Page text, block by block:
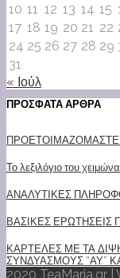
10 11 12 13 14 15
17 18 19 20 21 22
24 25 26 27 28 29
31
« Ιούλ
ΠΡΟΣΦΑΤΑ ΑΡΘΡΑ
ΠΡΟΕΤΟΙΜΑΖΟΜΑΣΤΕ
Το λεξιλόγιο του χειμώνα
ΑΝΑΛΥΤΙΚΕΣ
ΒΑΣΙΚΕΣ ΕΡΩΤΗΣΕΙΣ
ΚΑΡΤΕΛΕΣ ΜΕ ΤΑ
ΣΥΝΔΥΑΣΜΟΥΣ “ΑΥ”
2020 TeaMaria.gr